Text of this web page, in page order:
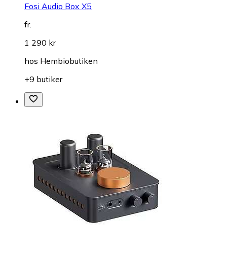
Fosi Audio Box X5
fr.
1 290 kr
hos Hembiobutiken
+9 butiker